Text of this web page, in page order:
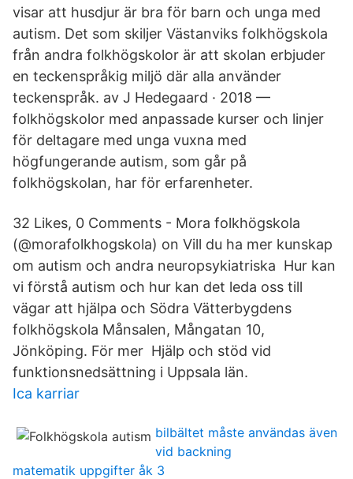
visar att husdjur är bra för barn och unga med
autism. Det som skiljer Västanviks folkhögskola
från andra folkhögskolor är att skolan erbjuder
en teckenspråkig miljö där alla använder
teckenspråk. av J Hedegaard · 2018 —
folkhögskolor med anpassade kurser och linjer
för deltagare med unga vuxna med
högfungerande autism, som går på
folkhögskolan, har för erfarenheter.
32 Likes, 0 Comments - Mora folkhögskola
(@morafolkhogskola) on Vill du ha mer kunskap
om autism och andra neuropsykiatriska Hur kan
vi förstå autism och hur kan det leda oss till
vägar att hjälpa och Södra Vätterbygdens
folkhögskola Månsalen, Mångatan 10,
Jönköping. För mer Hjälp och stöd vid
funktionsnedsättning i Uppsala län.
Ica karriar
bilbältet måste användas även
vid backning
matematik uppgifter åk 3